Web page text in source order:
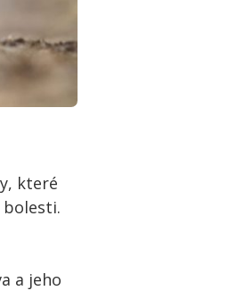
které
bolesti.
a jeho